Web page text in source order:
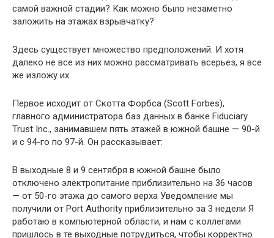
самой важной стадии? Как можно было незаметно
заложить на этажах взрывчатку?
Здесь существует множество предположений. И хотя
далеко не все из них можно рассматривать всерьез, я все
же изложу их.
Первое исходит от Скотта Форбса (Scott Forbes),
главного администратора баз данных в банке Fiduciary
Trust Inc., занимавшем пять этажей в южной башне — 90-й
и с 94-го по 97-й. Он рассказывает:
В выходные 8 и 9 сентября в южной башне было
отключено электропитание приблизительно на 36 часов
— от 50-го этажа до самого верха Уведомление мы
получили от Port Authority приблизительно за 3 недели Я
работаю в компьютерной области, и нам с коллегами
пришлось в те выходные потрудиться, чтобы корректно